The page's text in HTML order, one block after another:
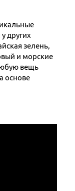
других
зелень,
и морские
вещь
основе